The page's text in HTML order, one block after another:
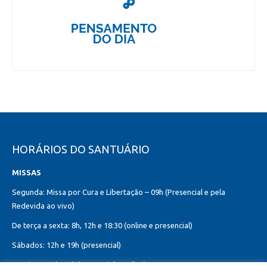
HORÁRIOS DO SANTUÁRIO
MISSAS
Segunda: Missa por Cura e Libertação – 09h (Presencial e pela
Redevida ao vivo)
De terça a sexta: 8h, 12h e 18:30 (online e presencial)
Sábados: 12h e 19h (presencial)
Domingos: 8h, 10h (presencial e online)